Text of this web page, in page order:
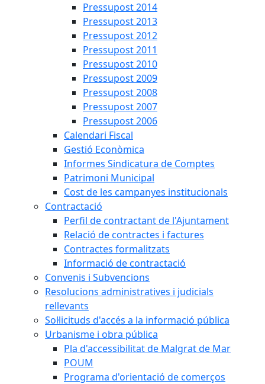
Pressupost 2014
Pressupost 2013
Pressupost 2012
Pressupost 2011
Pressupost 2010
Pressupost 2009
Pressupost 2008
Pressupost 2007
Pressupost 2006
Calendari Fiscal
Gestió Econòmica
Informes Sindicatura de Comptes
Patrimoni Municipal
Cost de les campanyes institucionals
Contractació
Perfil de contractant de l'Ajuntament
Relació de contractes i factures
Contractes formalitzats
Informació de contractació
Convenis i Subvencions
Resolucions administratives i judicials
rellevants
Sol·licituds d'accés a la informació pública
Urbanisme i obra pública
Pla d'accessibilitat de Malgrat de Mar
POUM
Programa d'orientació de comerços